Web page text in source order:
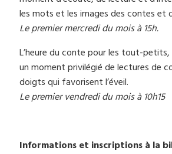
les mots et les images des contes et
Le premier mercredi du mois à 15h.
L’heure du conte pour les tout-petits,
un moment privilégié de lectures de
doigts qui favorisent l’éveil.
Le premier vendredi du mois à 10h15
Informations et inscriptions à la